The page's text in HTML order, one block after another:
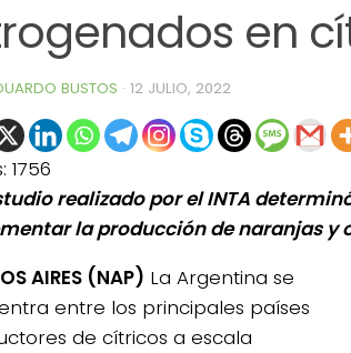
en
BUSTOS · 12 JULIO, 2022
1756
realizado por el INTA
la producción de naranjas y
AIRES (NAP) La Argentina se
entre los principales países
de cítricos a escala